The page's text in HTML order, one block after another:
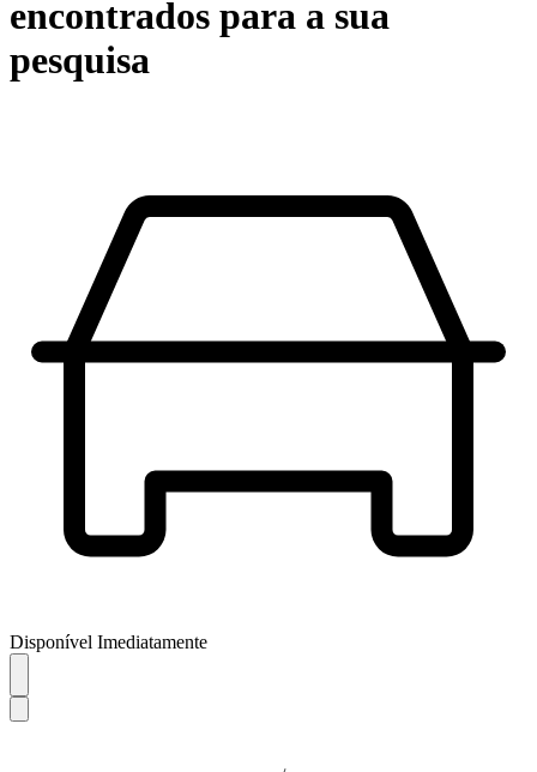
encontrados para a sua
pesquisa
Disponível Imediatamente